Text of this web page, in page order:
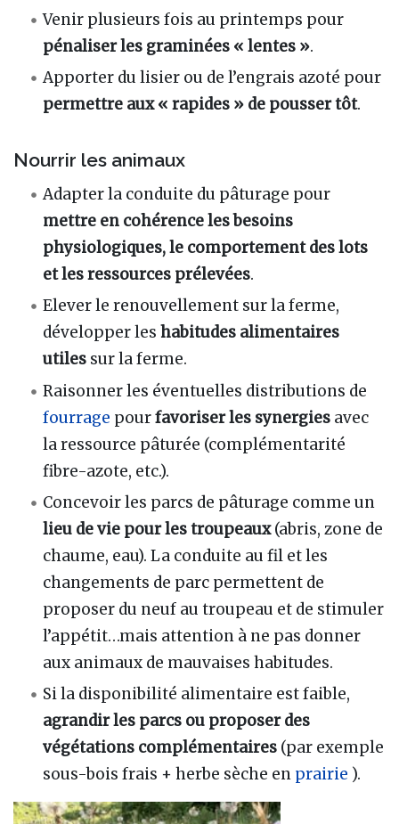
Venir plusieurs fois au printemps pour
pénaliser les graminées « lentes ».
Apporter du lisier ou de l’engrais azoté pour
permettre aux « rapides » de pousser tôt.
Nourrir les animaux
Adapter la conduite du pâturage pour
mettre en cohérence les besoins
physiologiques, le comportement des lots
et les ressources prélevées.
Elever le renouvellement sur la ferme,
développer leshabitudes alimentaires
utiles sur la ferme.
Raisonner les éventuelles distributions de
fourrage pourfavoriser les synergies avec
la ressource pâturée (complémentarité
fibre-azote, etc.).
Concevoir les parcs de pâturage comme un
lieu de vie pour les troupeaux(abris, zone de
chaume, eau). La conduite au fil et les
changements de parc permettent de
proposer du neuf au troupeau et de stimuler
l’appétit…mais attention à ne pas donner
aux animaux de mauvaises habitudes.
Si la disponibilité alimentaire est faible,
agrandir les parcs ou proposer des
végétations complémentaires (par exemple
sous-bois frais + herbe sèche en prairie ).